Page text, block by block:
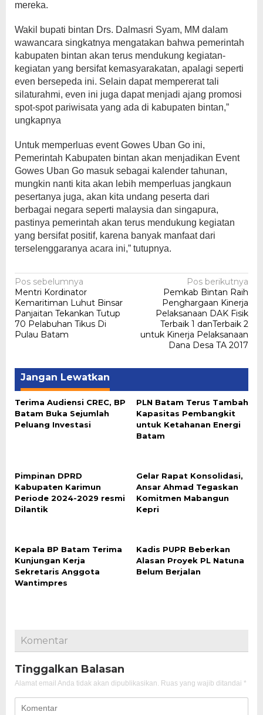
mereka.
Wakil bupati bintan Drs. Dalmasri Syam, MM dalam
wawancara singkatnya mengatakan bahwa pemerintah
kabupaten bintan akan terus mendukung kegiatan-
kegiatan yang bersifat kemasyarakatan, apalagi seperti
even bersepeda ini. Selain dapat mempererat tali
silaturahmi, even ini juga dapat menjadi ajang promosi
spot-spot pariwisata yang ada di kabupaten bintan,”
ungkapnya
Untuk memperluas event Gowes Uban Go ini,
Pemerintah Kabupaten bintan akan menjadikan Event
Gowes Uban Go masuk sebagai kalender tahunan,
mungkin nanti kita akan lebih memperluas jangkaun
pesertanya juga, akan kita undang peserta dari
berbagai negara seperti malaysia dan singapura,
pastinya pemerintah akan terus mendukung kegiatan
yang bersifat positif, karena banyak manfaat dari
terselenggaranya acara ini,” tutupnya.
Navigasi
pos
Pos sebelumnya
Mentri Kordinator
Kemaritiman Luhut Binsar
Panjaitan Tekankan Tutup
70 Pelabuhan Tikus Di
Pulau Batam
Pos berikutnya
Pemkab Bintan Raih
Penghargaan Kinerja
Pelaksanaan DAK Fisik
Terbaik 1 danTerbaik 2
untuk Kinerja Pelaksanaan
Dana Desa TA 2017
Jangan Lewatkan
Terima Audiensi CREC, BP
Batam Buka Sejumlah
Peluang Investasi
PLN Batam Terus Tambah
Kapasitas Pembangkit
untuk Ketahanan Energi
Batam
Pimpinan DPRD
Kabupaten Karimun
Periode 2024-2029 resmi
Dilantik
Gelar Rapat Konsolidasi,
Ansar Ahmad Tegaskan
Komitmen Mabangun
Kepri
Kepala BP Batam Terima
Kunjungan Kerja
Sekretaris Anggota
Wantimpres
Kadis PUPR Beberkan
Alasan Proyek PL Natuna
Belum Berjalan
Komentar
Tinggalkan Balasan
Alamat email Anda tidak akan dipublikasikan. Ruas yang wajib ditandai *